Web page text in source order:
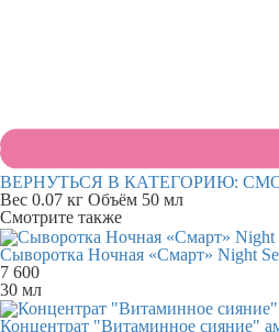
ВЕРНУТЬСЯ В КАТЕГОРИЮ:
Вес 0.07 кг Объём 50 мл
Смотрите также
Сыворотка Ночная «Смарт» Night
7 600
30 мл
Концентрат "Витаминное сияние"